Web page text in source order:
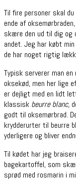
Til fire personer skal
ende af
skære den ud til dig og
andet. Jeg har købt
de har noget rigtig
Typisk serverer man
oksekød, men her lige
er dejligt med en lidt
klassisk beurre blanc,
godt til oksemørbrad.
krydderurter til beurre
yderligere og bliver
Til kødet har jeg
bagekartoffel, som
sprød med rosmarin i